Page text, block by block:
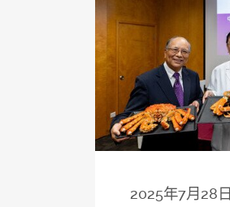
2025年7月28日